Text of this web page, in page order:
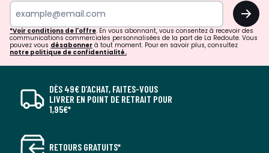
OK
*Voir conditions de l'offre. En vous abonnant, vous consentez à recevoir des
communications commerciales personnalisées de la part de La Redoute. Vous
pouvez vous désabonner à tout moment. Pour en savoir plus, consultez
notre politique de confidentialité.
DÈS 49€ D’ACHAT, FAITES-VOUS
LIVRER EN POINT DE RETRAIT POUR
1,95€*
RETOURS GRATUITS*